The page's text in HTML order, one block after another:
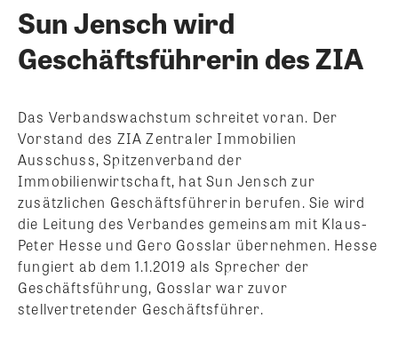
Sun Jensch wird
Geschäftsführerin des ZIA
Das Verbandswachstum schreitet voran. Der
Vorstand des ZIA Zentraler Immobilien
Ausschuss, Spitzenverband der
Immobilienwirtschaft, hat Sun Jensch zur
zusätzlichen Geschäftsführerin berufen. Sie wird
die Leitung des Verbandes gemeinsam mit Klaus-
Peter Hesse und Gero Gosslar übernehmen. Hesse
fungiert ab dem 1.1.2019 als Sprecher der
Geschäftsführung, Gosslar war zuvor
stellvertretender Geschäftsführer.